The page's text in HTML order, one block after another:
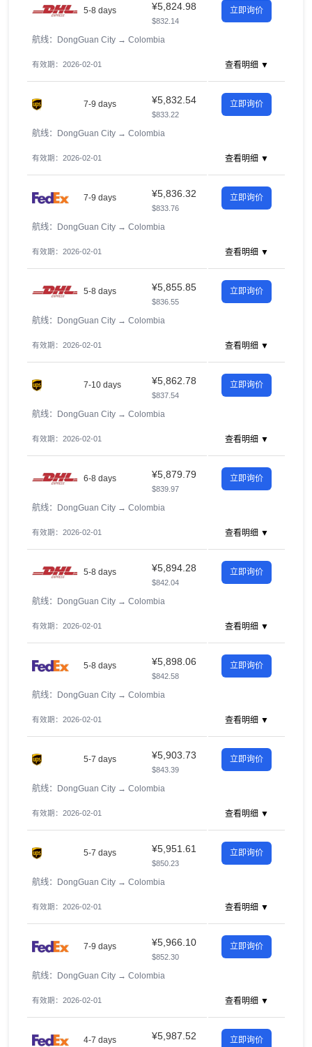
5-8 days ¥5,824.98
$832.14
立即询价
航线：DongGuan City → Colombia
有效期：2026-02-01 查看明细 ▼
7-9 days ¥5,832.54
$833.22
立即询价
航线：DongGuan City → Colombia
有效期：2026-02-01 查看明细 ▼
7-9 days ¥5,836.32
$833.76
立即询价
航线：DongGuan City → Colombia
有效期：2026-02-01 查看明细 ▼
5-8 days ¥5,855.85
$836.55
立即询价
航线：DongGuan City → Colombia
有效期：2026-02-01 查看明细 ▼
7-10 days ¥5,862.78
$837.54
立即询价
航线：DongGuan City → Colombia
有效期：2026-02-01 查看明细 ▼
6-8 days ¥5,879.79
$839.97
立即询价
航线：DongGuan City → Colombia
有效期：2026-02-01 查看明细 ▼
5-8 days ¥5,894.28
$842.04
立即询价
航线：DongGuan City → Colombia
有效期：2026-02-01 查看明细 ▼
5-8 days ¥5,898.06
$842.58
立即询价
航线：DongGuan City → Colombia
有效期：2026-02-01 查看明细 ▼
5-7 days ¥5,903.73
$843.39
立即询价
航线：DongGuan City → Colombia
有效期：2026-02-01 查看明细 ▼
5-7 days ¥5,951.61
$850.23
立即询价
航线：DongGuan City → Colombia
有效期：2026-02-01 查看明细 ▼
7-9 days ¥5,966.10
$852.30
立即询价
航线：DongGuan City → Colombia
有效期：2026-02-01 查看明细 ▼
4-7 days ¥5,987.52 立即询价